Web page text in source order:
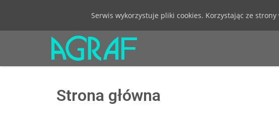
Strona główna
Serwis wykorzystuje pliki cookies. Korzystając ze